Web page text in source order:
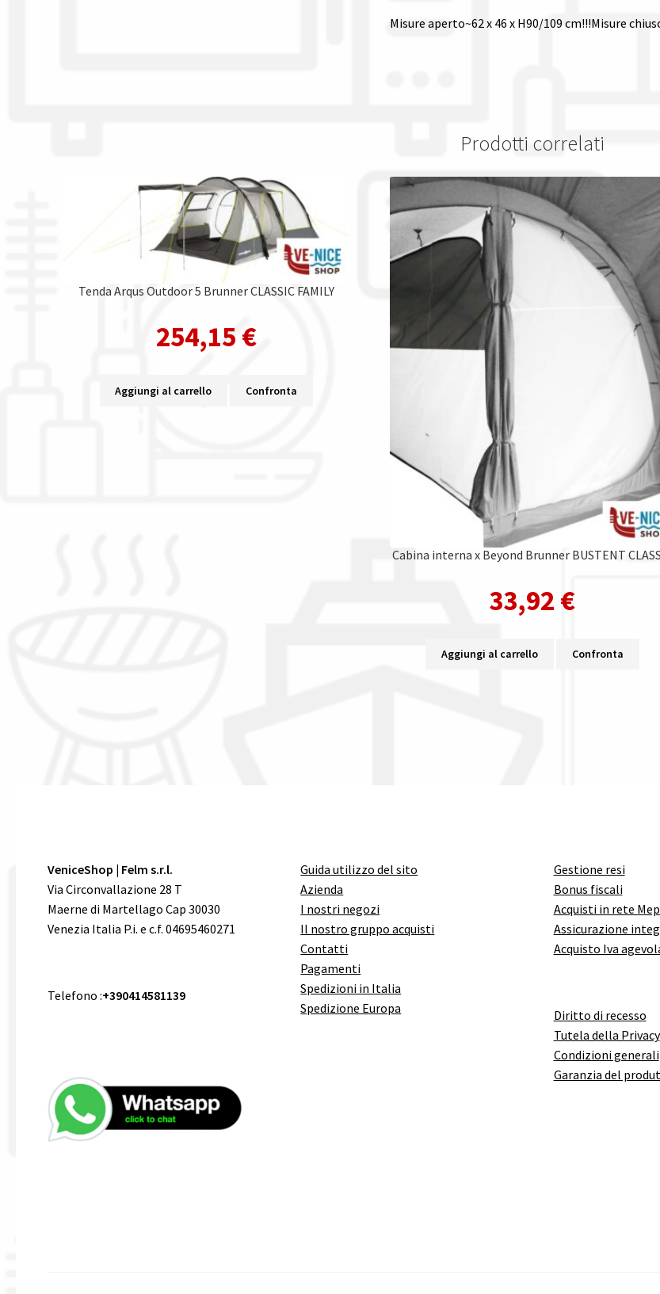
Misure aperto~62 x 46 x H90/109 cm!!!Misure
Prodotti correlati
Tenda Arqus Outdoor 5 Brunner CLASSIC FAMILY
254,15 €
Aggiungi al carrello Confronta
Cabina interna x Beyond Brunner BUSTENT
33,92 €
Aggiungi al carrello Confronta
VeniceShop | Felm s.r.l.
Via Circonvallazione 28 T
Maerne di Martellago Cap 30030
Venezia Italia P.i. e c.f. 04695460271
Telefono :+390414581139
Guida utilizzo del sito
Azienda
I nostri negozi
Il nostro gruppo acquisti
Contatti
Pagamenti
Spedizioni in Italia
Spedizione Europa
Gestione resi
Bonus fiscali
Acquisti in rete
Assicurazione
Acquisto Iva
Diritto di recesso
Tutela della Privacy
Condizioni generali
Garanzia del